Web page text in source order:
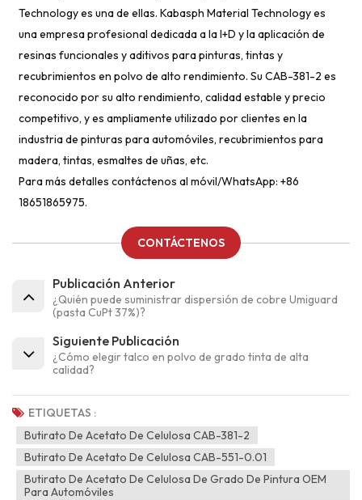
Technology es una de ellas. Kabasph Material Technology es
una empresa profesional dedicada a la I+D y la aplicación de
resinas funcionales y aditivos para pinturas, tintas y
recubrimientos en polvo de alto rendimiento. Su CAB-381-2 es
reconocido por su alto rendimiento, calidad estable y precio
competitivo, y es ampliamente utilizado por clientes en la
industria de pinturas para automóviles, recubrimientos para
madera, tintas, esmaltes de uñas, etc.
Para más detalles contáctenos al móvil/WhatsApp: +86
18651865975.
CONTÁCTENOS
Publicación Anterior
¿Quién puede suministrar dispersión de cobre Umiguard
(pasta CuPt 37%)?
Siguiente Publicación
¿Cómo elegir talco en polvo de grado tinta de alta
calidad?
ETIQUETAS :
Butirato De Acetato De Celulosa CAB-381-2
Butirato De Acetato De Celulosa CAB-551-0.01
Butirato De Acetato De Celulosa De Grado De Pintura OEM
Para Automóviles